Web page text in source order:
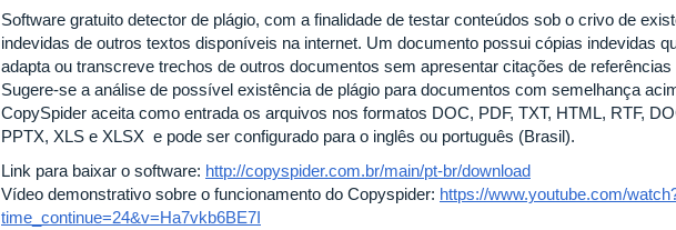
Software gratuito detector de plágio, com a finalidade de testar conteúdos sob o crivo de
indevidas de outros textos disponíveis na internet. Um documento possui cópias indevidas
adapta ou transcreve trechos de outros documentos sem apresentar citações de referências
Sugere-se a análise de possível existência de plágio para documentos com semelhança
CopySpider aceita como entrada os arquivos nos formatos DOC, PDF, TXT, HTML, RTF,
PPTX, XLS e XLSX e pode ser configurado para o inglês ou português (Brasil).
Link para baixar o software: http://copyspider.com.br/main/pt-br/download
Vídeo demonstrativo sobre o funcionamento do Copyspider: https://www.youtube.com/
time_continue=24&v=Ha7vkb6BE7I